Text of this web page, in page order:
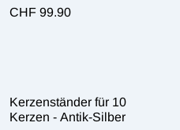
CHF 99.90
Kerzenständer für 10
Kerzen - Antik-Silber